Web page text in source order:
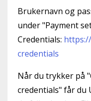
Brukernavn og
under "Payment
Credentials:
credentials
Når du trykker på
credentials" får du